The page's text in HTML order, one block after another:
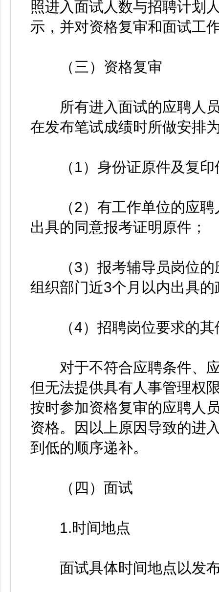
照进入面试人数与招聘计划
示，并对资格复审和面试工
（三）资格复审
所有进入面试的应聘人员
在发布笔试成绩时所做安排
（1）身份证原件及复印
（2）有工作单位的应聘
出具的同意报考证明原件；
（3）报考辅导员岗位的
组织部门近3个月以内出具
（4）招聘岗位要求的其
对于不符合应聘条件、应
但无法提供具有人事管理权
按时参加资格复审的应聘人
资格。因以上原因导致的进
到低的顺序递补。
（四）面试
1.时间地点
面试具体时间地点以发布